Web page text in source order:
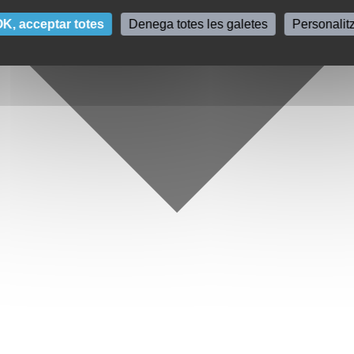
acceptar totes Denega totes les galetes